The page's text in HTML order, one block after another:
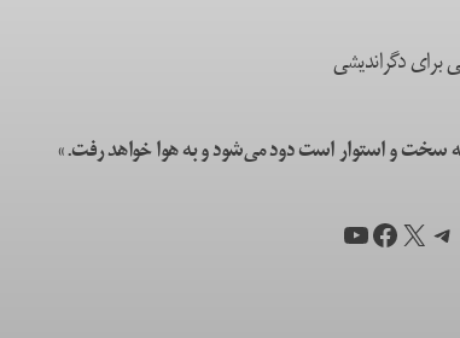
برای دگراندیشی
سخت و استوار است دود می‌شود و به هوا خواهد رفت.»
تلگرام
X فیس‌بوک
یوتیوب